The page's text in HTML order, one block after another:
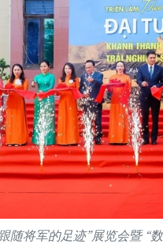
随将军的足迹”展览会暨 “